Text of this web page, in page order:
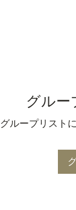
グルー
グループリスト